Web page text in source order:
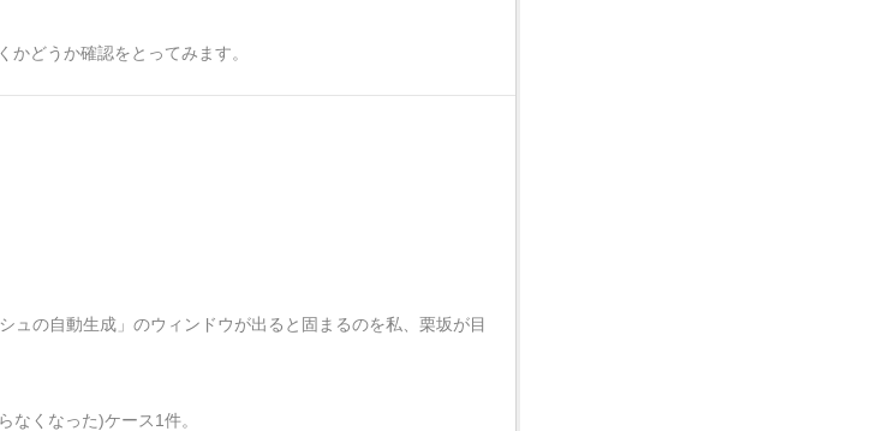
どうか確認をとってみます。
ュの自動生成」のウィンドウが出ると固まるのを私、栗坂が目
なくなった)ケース1件。